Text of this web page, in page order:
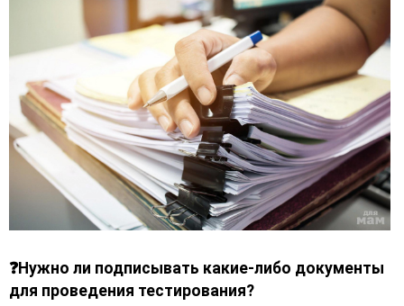
❓Нужно ли подписывать какие-либо документы
для проведения тестирования?